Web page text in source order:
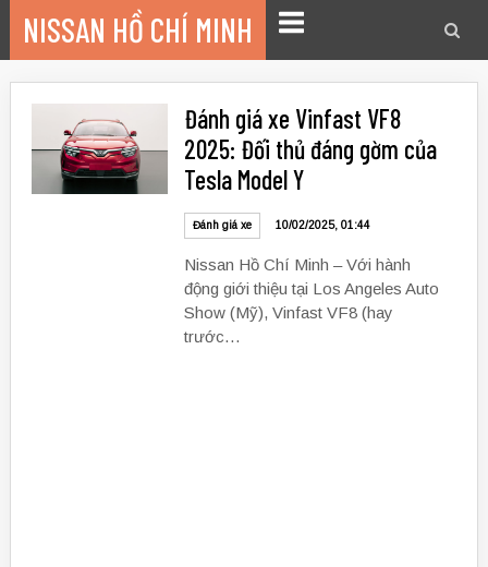
nội
dung
NISSAN HỒ CHÍ MINH
đơn
Đánh giá xe Vinfast VF8
2025: Đối thủ đáng gờm của
Tesla Model Y
Đánh giá xe 10/02/2025, 01:44
Nissan Hồ Chí Minh – Với hành
động giới thiệu tại Los Angeles Auto
Show (Mỹ), Vinfast VF8 (hay
trước…